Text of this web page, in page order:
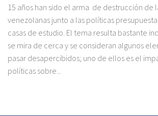
15 años han sido el arma de destrucción de
venezolanas junto a las políticas
casas de estudio. El tema resulta bastante
se mira de cerca y se consideran algunos
pasar desapercibidos; uno de ellos es el
políticas sobre...